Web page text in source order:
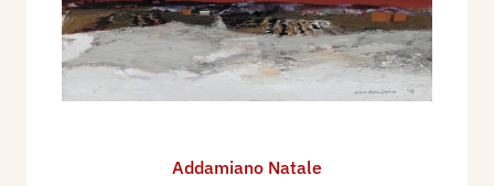
Addamiano Natale